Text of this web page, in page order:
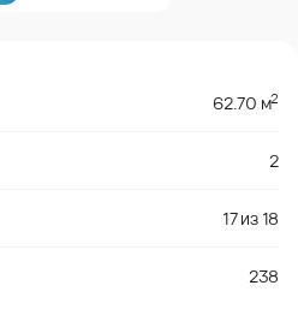
62.70 м2
2
17из18
238